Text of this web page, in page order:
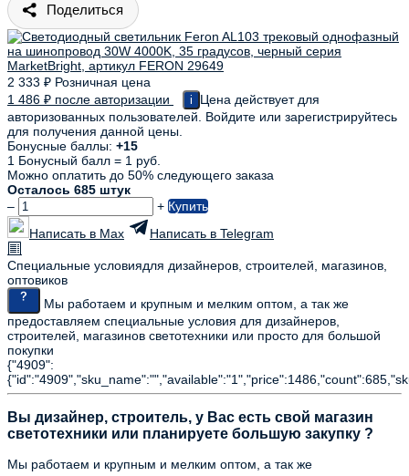
Поделиться
2 333 ₽ Розничная цена
1 486 ₽ после авторизации i
Цена действует для
авторизованных пользователей. Войдите или зарегистрируйтесь
для получения данной цены.
Бонусные баллы: +15
1 Бонусный балл = 1 руб.
Можно оплатить до 50% следующего заказа
Осталось 685 штук
–
+ Купить
Написать в Max
Написать в Telegram
Специальные условиядля дизайнеров, строителей, магазинов,
оптовиков
Мы работаем и крупным и мелким оптом, а так же
предоставляем специальные условия для дизайнеров,
строителей, магазинов светотехники или просто для большой
покупки
{"4909":
Вы дизайнер, строитель, у Вас есть свой магазин
светотехники или планируете большую закупку ?
Мы работаем и крупным и мелким оптом, а так же